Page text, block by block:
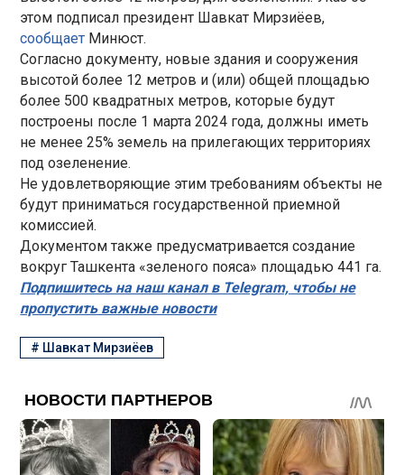
этом подписал президент Шавкат Мирзиёев,
сообщает Минюст.
Согласно документу, новые здания и сооружения
высотой более 12 метров и (или) общей площадью
более 500 квадратных метров, которые будут
построены после 1 марта 2024 года, должны иметь
не менее 25% земель на прилегающих территориях
под озеленение.
Не удовлетворяющие этим требованиям объекты не
будут приниматься государственной приемной
комиссией.
Документом также предусматривается создание
вокруг Ташкента «зеленого пояса» площадью 441 га.
Подпишитесь на наш канал в Telegram, чтобы не
пропустить важные новости
# Шавкат Мирзиёев